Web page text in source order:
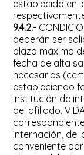
establecido en
9.4.2.-
deberán ser
plazo máximo
fecha de alta
necesarias
estableciendo
institución de
del afiliado.
internación, de
conveniente